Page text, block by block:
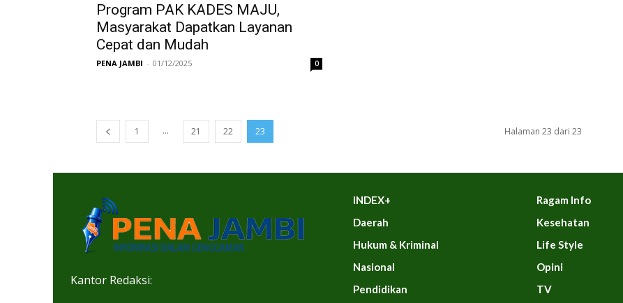
Program PAK KADES MAJU,
Masyarakat Dapatkan Layanan
Cepat dan Mudah
PENA JAMBI - 01/12/2025 0
1 ... 21 22 23 Halaman 23 dari 23
Kantor Redaksi:
INDEX+
Daerah
Hukum & Kriminal
Nasional
Pendidikan
Ragam Info
Kesehatan
Life Style
Opini
TV